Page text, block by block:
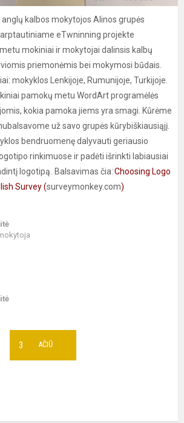
kalbos mokytojos Alinos grupės
eTwninning projekte
metu mokiniai ir mokytojai dalinsis kalbų
priemonėmis bei mokymosi būdais.
mokyklos Lenkijoje, Rumunijoje, Turkijoje.
pamokų metu WordArt programėlės
kokia pamoka jiems yra smagi. Kūrėme
už savo grupės kūrybiškiausiąjį.
bendruomenę dalyvauti geriausio
rinkimuose ir padėti išrinkti labiausiai
logotipą. Balsavimas čia:Choosing Logo
Survey (surveymonkey.com)
AČIŪ
3